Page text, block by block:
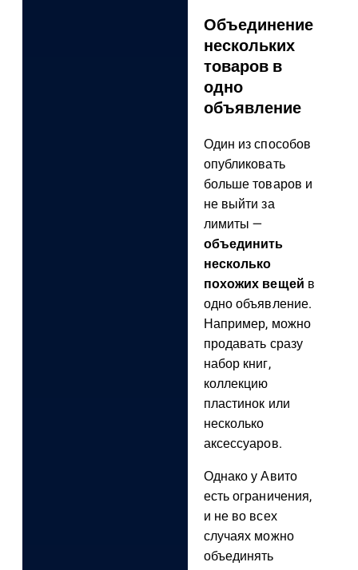
Объединение
нескольких
товаров в
одно
объявление
Один из способов
опубликовать
больше товаров и
не выйти за
лимиты —
объединить
несколько
похожих вещей в
одно объявление.
Например, можно
продавать сразу
набор книг,
коллекцию
пластинок или
несколько
аксессуаров.
Однако у Авито
есть ограничения,
и не во всех
случаях можно
объединять